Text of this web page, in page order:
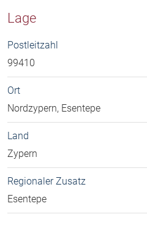
Lage
Postleitzahl
99410
Ort
Nordzypern, Esentepe
Land
Zypern
Regionaler Zusatz
Esentepe